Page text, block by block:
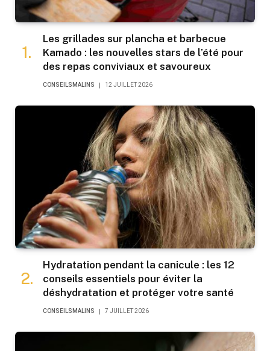
Les grillades sur plancha et barbecue
Kamado : les nouvelles stars de l’été pour
des repas conviviaux et savoureux
CONSEILSMALINS 12 JUILLET 2026
Hydratation pendant la canicule : les 12
conseils essentiels pour éviter la
déshydratation et protéger votre santé
CONSEILSMALINS 7 JUILLET 2026